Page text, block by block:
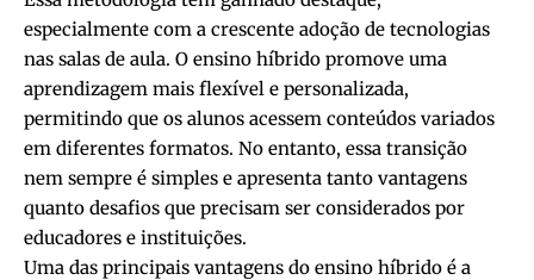
especialmente com a crescente adoção de tecnologias
nas salas de aula. O ensino híbrido promove uma
aprendizagem mais flexível e personalizada,
permitindo que os alunos acessem conteúdos variados
em diferentes formatos. No entanto, essa transição
nem sempre é simples e apresenta tanto vantagens
quanto desafios que precisam ser considerados por
educadores e instituições.
Uma das principais vantagens do ensino híbrido é a